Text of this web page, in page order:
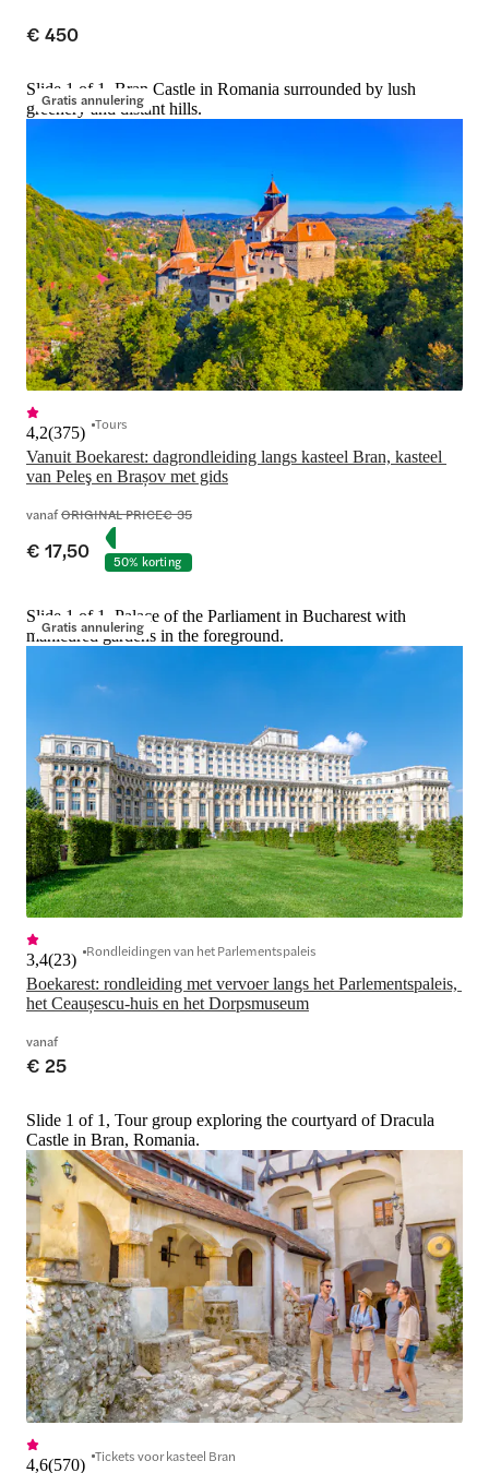
€ 450
Gratis annulering
Slide 1 of 1, Bran Castle in Romania surrounded by lush
greenery and distant hills.
Vanuit Boekarest: dagrondleiding langs kasteel Bran, kasteel
van Peleş en Brașov met gids
4,2(375) Tours
vanafORIGINAL PRICE€ 35
€ 17,50 50% korting
Gratis annulering
Slide 1 of 1, Palace of the Parliament in Bucharest with
manicured gardens in the foreground.
Boekarest: rondleiding met vervoer langs het Parlementspaleis,
het Ceaușescu-huis en het Dorpsmuseum
3,4(23) Rondleidingen van het Parlementspaleis
vanaf
€ 25
Slide 1 of 1, Tour group exploring the courtyard of Dracula
Castle in Bran, Romania.
4,6(570) Tickets voor kasteel Bran